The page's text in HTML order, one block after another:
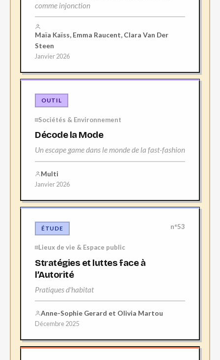
comme injonction
Maïa Kaïss, Emma Raucent, Clara Van Der
Steen
Janvier 2026
OUTIL
Sociétés & Environnement
Décode la Mode
Un escape game dans le monde de la fast-fashion
Multi
Janvier 2026
ÉTUDE n°53
Lieux de vie & Espace public
Stratégies et luttes face à
l’Autorité
Pratiques d'habitat
Anne-Sophie Gerard et Olivia Martou
Décembre 2025